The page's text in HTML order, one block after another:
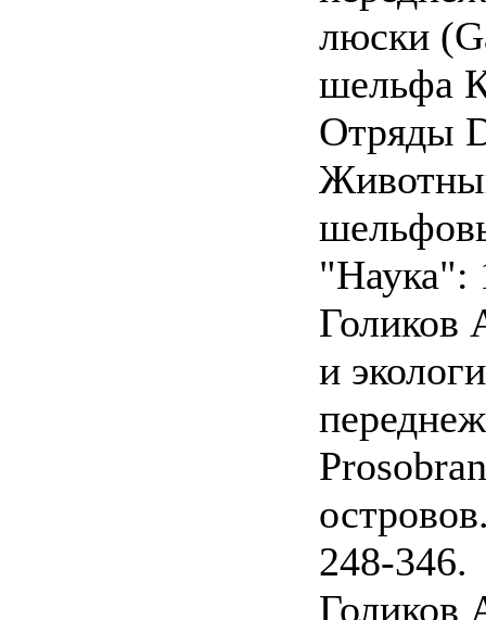
люски
шельфа
Отряды
"Наука":
Голиков
и
248-346.
Голиков